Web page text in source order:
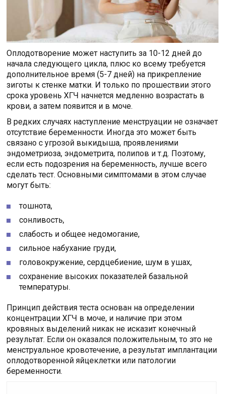
Оплодотворение может наступить за 10-12 дней до
начала следующего цикла, плюс ко всему требуется
дополнительное время (5-7 дней) на прикрепление
зиготы к стенке матки. И только по прошествии этого
срока уровень ХГЧ начнется медленно возрастать в
крови, а затем появится и в моче.
В редких случаях наступление менструации не означает
отсутствие беременности. Иногда это может быть
связано с угрозой выкидыша, проявлениями
эндометриоза, эндометрита, полипов и т.д. Поэтому,
если есть подозрения на беременность, лучше всего
сделать тест. Основными симптомами в этом случае
могут быть:
тошнота,
сонливость,
слабость и общее недомогание,
сильное набухание груди,
головокружение, сердцебиение, шум в ушах,
сохранение высоких показателей базальной
температуры.
Принцип действия теста основан на определении
концентрации ХГЧ в моче, и наличие при этом
кровяных выделений никак не исказит конечный
результат. Если он оказался положительным, то это не
менструальное кровотечение, а результат имплантации
оплодотворенной яйцеклетки или патологии
беременности.